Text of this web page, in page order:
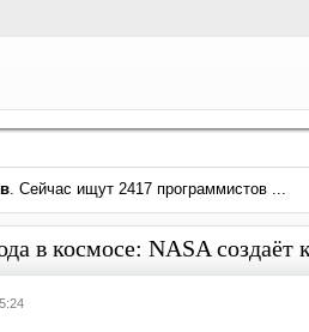
. Сейчас ищут 2417 программистов ...
в космосе: NASA